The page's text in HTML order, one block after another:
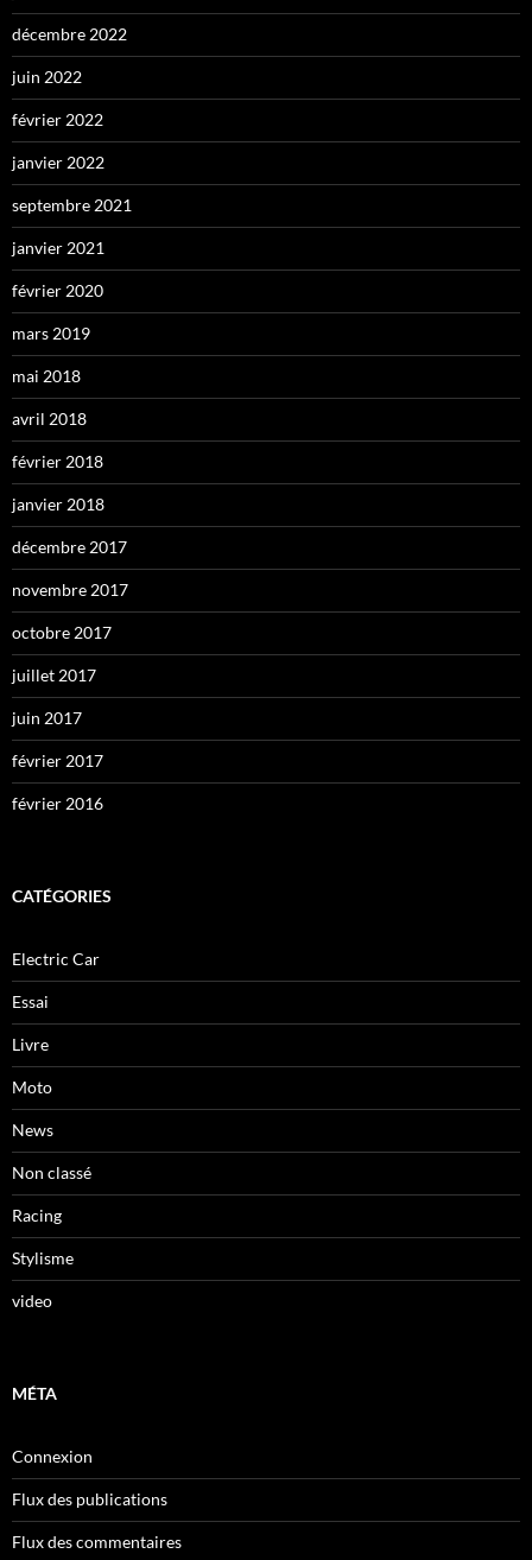
décembre 2022
juin 2022
février 2022
janvier 2022
septembre 2021
janvier 2021
février 2020
mars 2019
mai 2018
avril 2018
février 2018
janvier 2018
décembre 2017
novembre 2017
octobre 2017
juillet 2017
juin 2017
février 2017
février 2016
CATÉGORIES
Electric Car
Essai
Livre
Moto
News
Non classé
Racing
Stylisme
video
MÉTA
Connexion
Flux des publications
Flux des commentaires